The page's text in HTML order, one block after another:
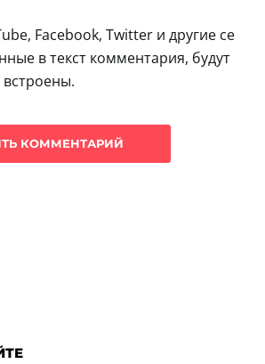
Facebook, Twitter и другие се
в текст комментария, будут